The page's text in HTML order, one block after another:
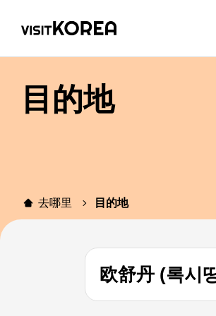
目的地
去哪里 目的地
欧舒丹 (록시